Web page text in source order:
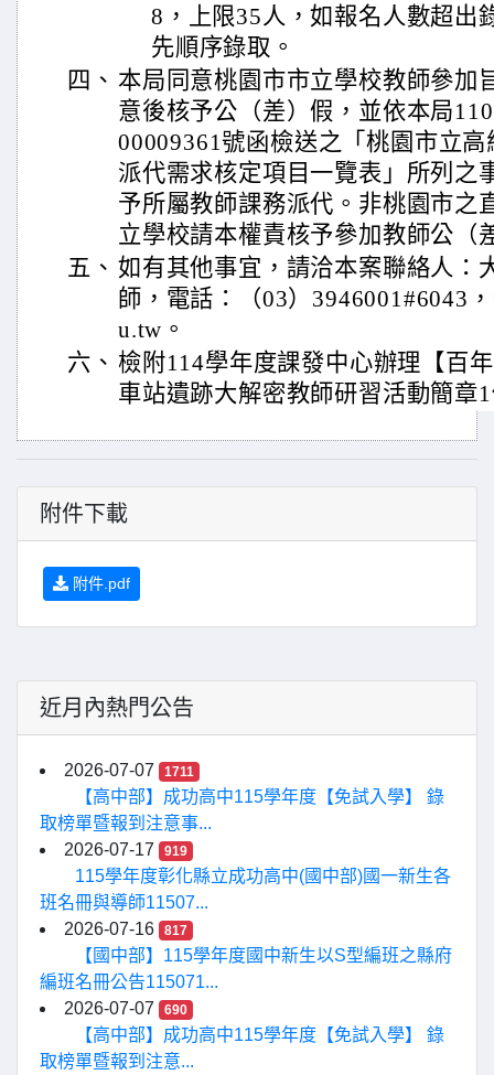
8，上限35人，如報名人數超出
先順序錄取。
四、 本局同意桃園市市立學校教師參加
意後核予公（差）假，並依本局
00009361號函檢送之「桃園市立
派代需求核定項目一覽表」所列之
予所屬教師課務派代。非桃園市之
立學校請本權責核予參加教師公（
五、 如有其他事宜，請洽本案聯絡人：
師，電話：（03）3946001#6043
u.tw。
六、 檢附114學年度課發中心辦理【百
車站遺跡大解密教師研習活動簡章
附件下載
附件.pdf
近月內熱門公告
2026-07-07 1711
【高中部】成功高中115學年度【免試入學】 錄
取榜單暨報到注意事...
2026-07-17
919
115學年度彰化縣立成功高中(國中部)國一新生各
班名冊與導師11507...
2026-07-16
817
【國中部】115學年度國中新生以S型編班之縣府
編班名冊公告115071...
2026-07-07
690
【高中部】成功高中115學年度【免試入學】 錄
取榜單暨報到注意...